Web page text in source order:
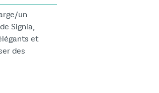
un
Signia,
et
des